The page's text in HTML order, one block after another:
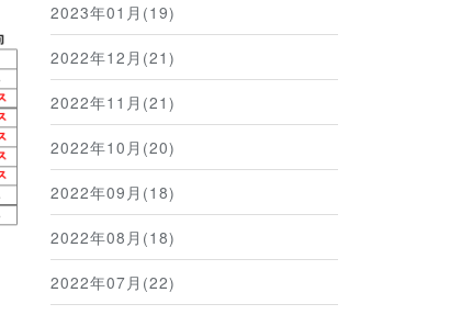
2023年01月(19)
2022年12月(21)
2022年11月(21)
2022年10月(20)
2022年09月(18)
2022年08月(18)
2022年07月(22)